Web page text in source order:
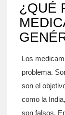
¿QUÉ
Los
problema.
son el
como la
son falsos.